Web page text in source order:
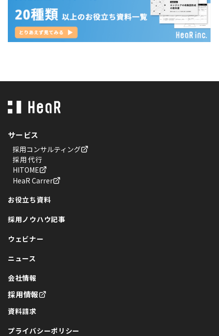
サービス
採用コンサルティング
採用代行
HITOME
HeaR Carrer
お役立ち資料
採用ノウハウ記事
ウェビナー
ニュース
会社情報
採用情報
資料請求
プライバシーポリシー